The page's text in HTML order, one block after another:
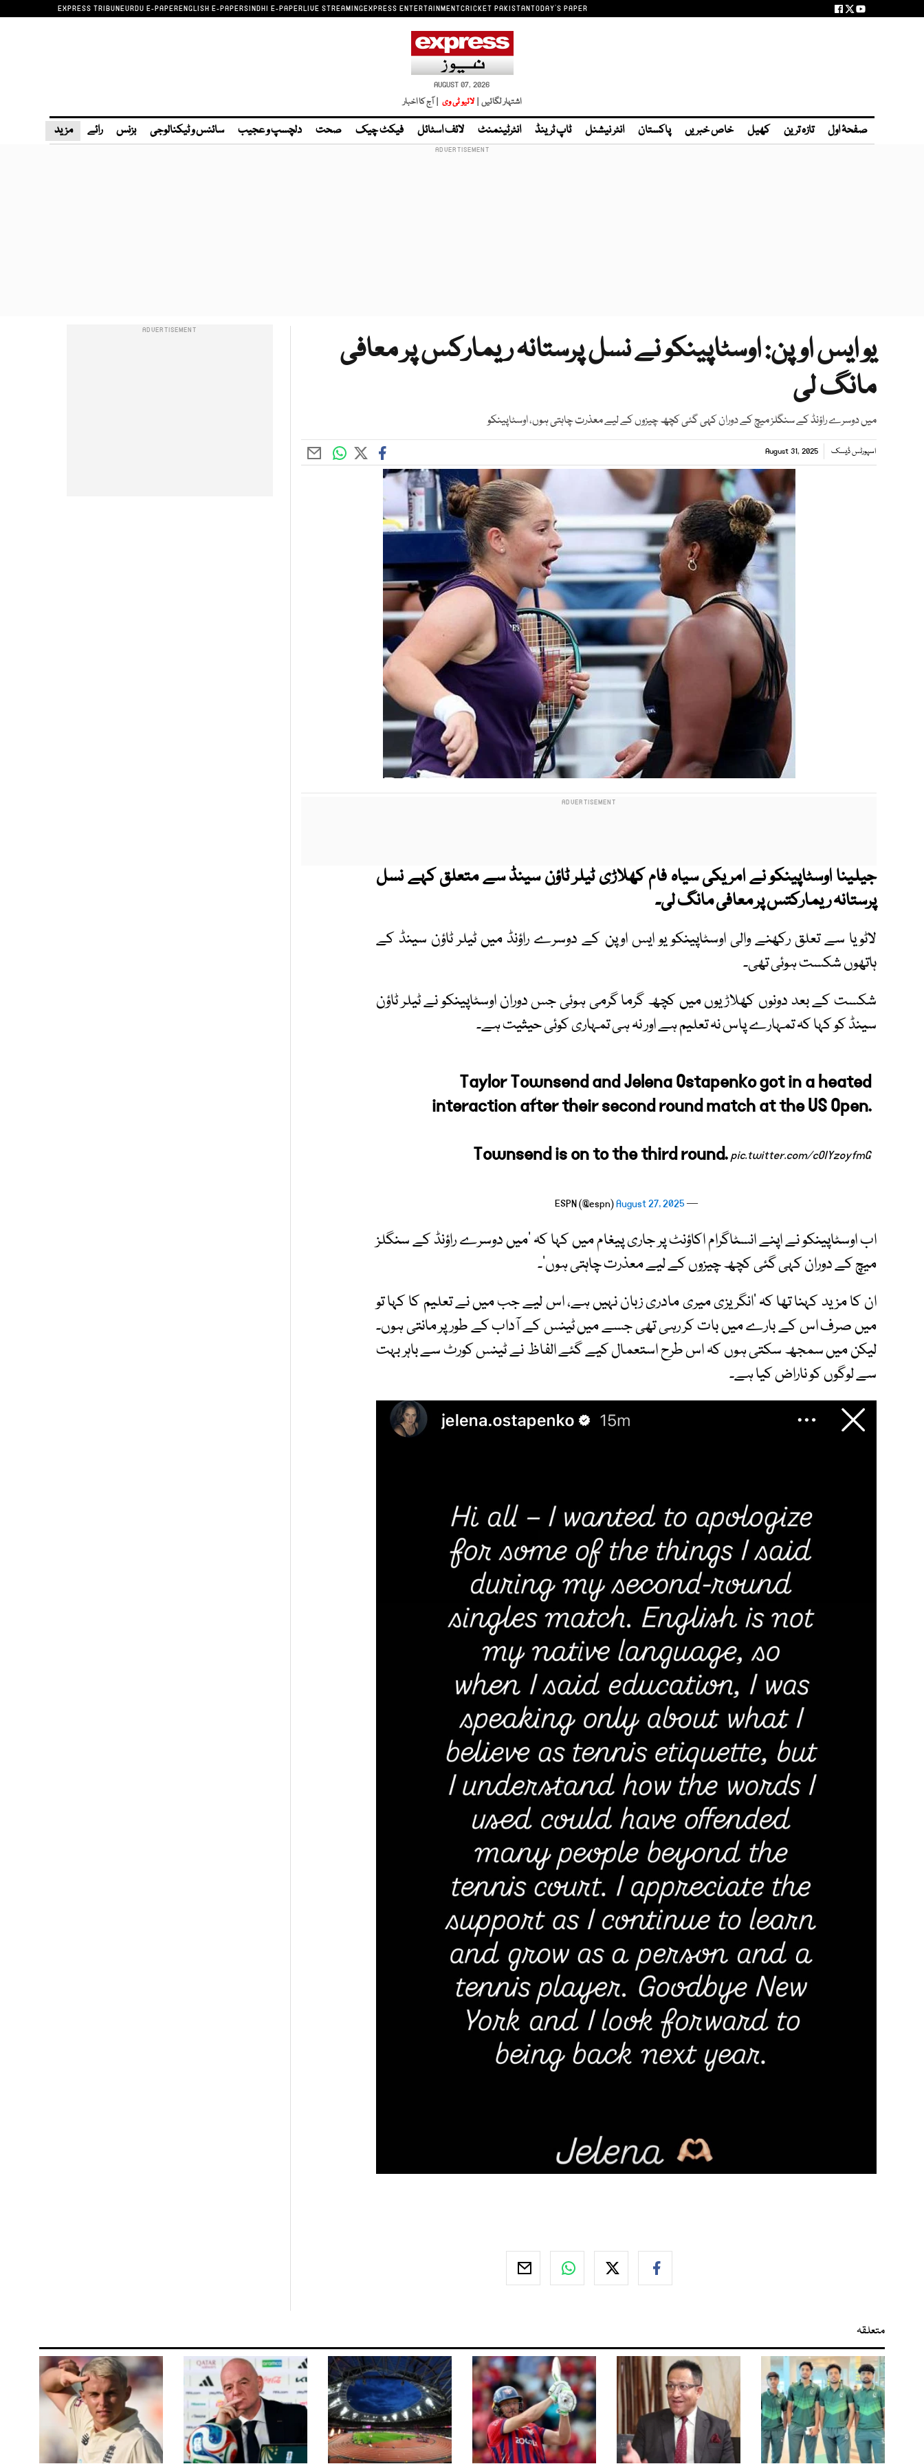
EXPRESS TRIBUNEURDU E-PAPERENGLISH E-PAPERSINDHI E-PAPERLIVE STREAMINGEXPRESS ENTERTAINMENTCRICKET PAKISTANTODAY'S PAPER
AUGUST 07, 2026
اشتہار لگائیں | لائیو ٹی وی | آج کا اخبار
صفحۂ اول تازہ ترین کھیل خاص خبریں پاکستان انٹر نیشنل ٹاپ ٹرینڈ انٹرٹینمنٹ لائف اسٹائل فیکٹ چیک صحت دلچسپ و عجیب سائنس و ٹیکنالوجی بزنس رائے مزید
یو ایس اوپن: اوسٹاپینکو نے نسل پرستانہ ریمارکس پر معافی
مانگ لی
میں دوسرے راؤنڈ کے سنگلز میچ کے دوران کہی گئی کچھ چیزوں کے لیے معذرت چاہتی ہوں، اوسٹاپینکو
اسپورٹس ڈیسک August 31, 2025
جیلینا اوسٹاپینکو نے امریکی سیاہ فام کھلاڑی ٹیلر ٹاؤن سینڈ سے متعلق کہے نسل
پرستانہ ریمارکتس پر معافی مانگ لی۔
لاٹویا سے تعلق رکھنے والی اوسٹاپینکو یو ایس اوپن کے دوسرے راؤنڈ میں ٹیلر ٹاؤن سینڈ کے
ہاتھوں شکست ہوئی تھی۔
شکست کے بعد دونوں کھلاڑیوں میں کچھ گرما گرمی ہوئی جس دوران اوسٹاپینکو نے ٹیلر ٹاؤن
سینڈ کو کہا کہ تمہارے پاس نہ تعلیم ہے اور نہ ہی تمہاری کوئی حیثیت ہے۔
Taylor Townsend and Jelena Ostapenko got in a heated
interaction after their second round match at the US Open.
Townsend is on to the third round.pic.twitter.com/cOIYzoyfmG
— ESPN (@espn)
August 27, 2025
اب اوسٹاپینکو نے اپنے انسٹاگرام اکاؤنٹ پر جاری پیغام میں کہا کہ ’میں دوسرے راؤنڈ کے سنگلز
میچ کے دوران کہی گئی کچھ چیزوں کے لیے معذرت چاہتی ہوں‘۔
ان کا مزید کہنا تھا کہ ’انگریزی میری مادری زبان نہیں ہے، اس لیے جب میں نے تعلیم کا کہا تو
میں صرف اس کے بارے میں بات کر رہی تھی جسے میں ٹینس کے آداب کے طور پر مانتی ہوں۔
لیکن میں سمجھ سکتی ہوں کہ اس طرح استعمال کیے گئے الفاظ نے ٹینس کورٹ سے باہر بہت
سے لوگوں کو ناراض کیا ہے۔
متعلقہ